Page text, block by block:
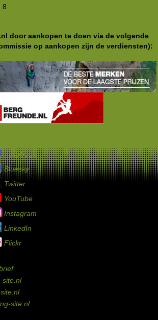
8
door aankopen te doen via de volgende
op aankopen zijn de verdiensten):
Facebook
Bluesky
Twitter
YouTube
Instagram
LinkedIn
Flickr
site.nl
site.nl